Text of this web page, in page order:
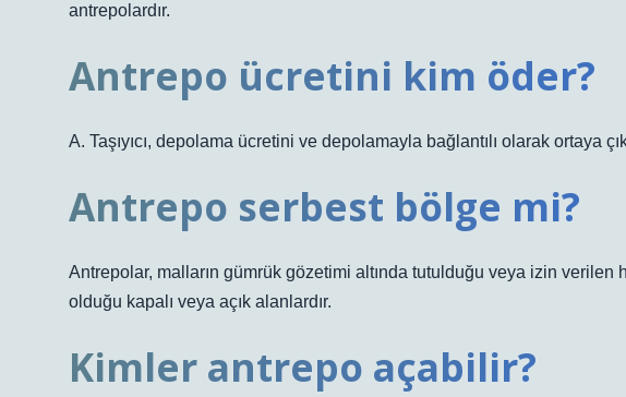
antrepolardır.
Antrepo ücretini kim öder?
A. Taşıyıcı, depolama ücretini ve depolamayla bağlantılı olarak ortaya
Antrepo serbest bölge mi?
Antrepolar, malların gümrük gözetimi altında tutulduğu veya izin
olduğu kapalı veya açık alanlardır.
Kimler antrepo açabilir?